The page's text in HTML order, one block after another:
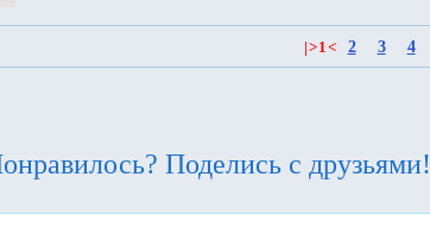
>1< 2 3 4
Поделись с друзьями!